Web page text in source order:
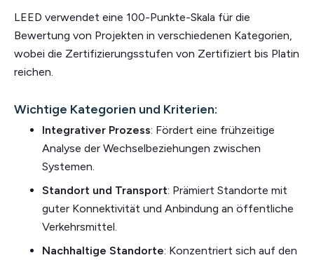
LEED verwendet eine 100-Punkte-Skala für die
Bewertung von Projekten in verschiedenen Kategorien,
wobei die Zertifizierungsstufen von Zertifiziert bis Platin
reichen.
Wichtige Kategorien und Kriterien:
Integrativer Prozess: Fördert eine frühzeitige
Analyse der Wechselbeziehungen zwischen
Systemen.
Standort und Transport: Prämiert Standorte mit
guter Konnektivität und Anbindung an öffentliche
Verkehrsmittel.
Nachhaltige Standorte: Konzentriert sich auf den